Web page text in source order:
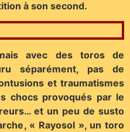
à son second.
avec des toros de
séparément, pas de
et traumatismes
chocs provoqués par le
et un peu de susto
« Rayosol », un toro